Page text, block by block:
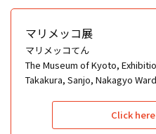
マリメッコ展
マリメッコてん
The Museum of Kyoto,
Takakura, Sanjo, Nakagyo
Click